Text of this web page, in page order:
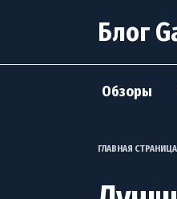
Блог
Обзоры
ГЛАВНАЯ СТРАНИЦА